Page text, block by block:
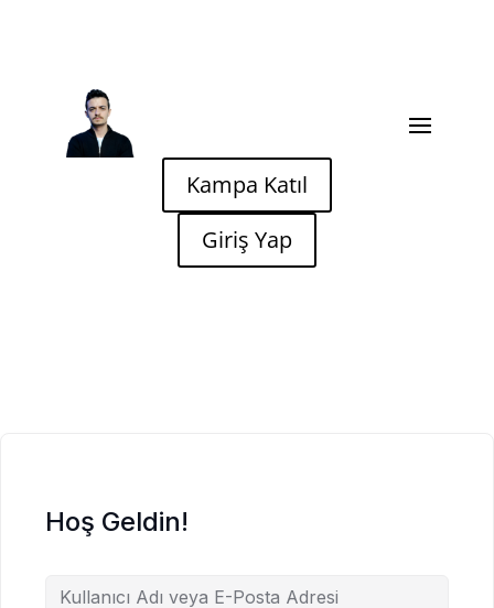
Kampa Katıl
Giriş Yap
Hoş Geldin!